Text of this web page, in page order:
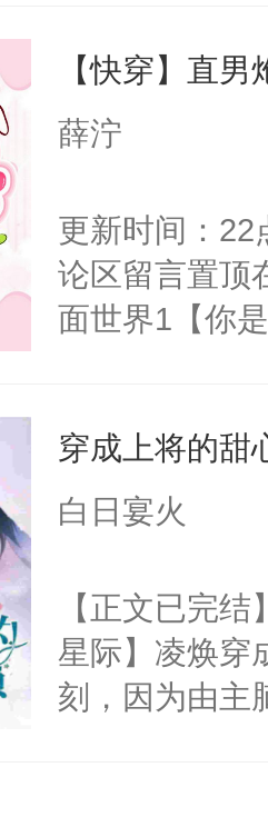
小白莲：“嘤
胡说，我没碰
不愧是大佬，
悉，嗷？这不
可以先看仙帝
藏，推荐票都
涉的平静生
跳的日常生活
不仅不情不愿
韩家的控制，
迫同意和进行
姻是因为认出
男情怀碎了一
始就结束了。
【快穿】直
薛泞
更新时间：22
论区留言置顶
面世界1【你
入住你家，愤
在转学生手
学生，为了
想到，青梅第
舍友，你暗搓
不懂方言，你
穿成上将的甜
白日宴火
【正文已完
星际】凌焕穿
刻，因为由主